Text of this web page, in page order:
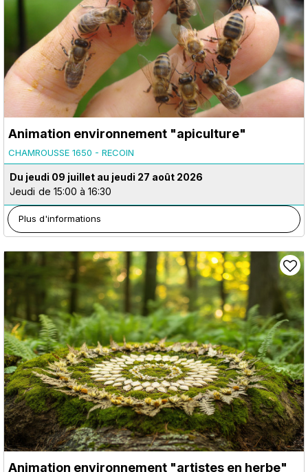
Animation environnement "apiculture"
CHAMROUSSE 1650 - RECOIN
Du jeudi 09 juillet au jeudi 27 août 2026
Jeudi de 15:00 à 16:30
Plus d'informations
Animation environnement "artistes en herbe"